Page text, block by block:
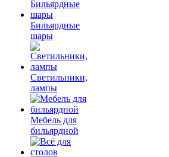
Бильярдные
шары
Светильники,
лампы
Мебель для
бильярдной